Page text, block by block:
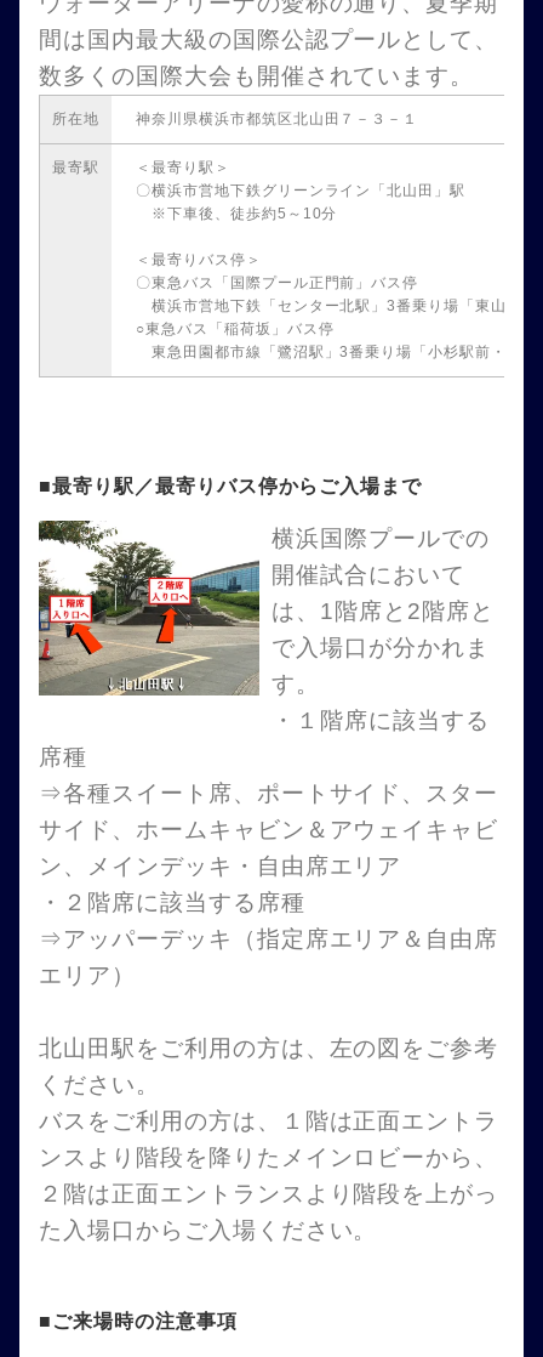
間は国内最大級の国際公認プールとして、
数多くの国際大会も開催されています。
所在地 神奈川県横浜市都筑区北山田７－３－１
最寄駅
＜最寄り駅＞
〇横浜市営地下鉄グリーンライン「北山田」駅
※下車後、徒歩約5～10分
＜最寄りバス停＞
〇東急バス「国際プール正門前」バス停
横浜市営地下鉄「センター北駅」3番乗り場「東山田営
○東急バス「稲荷坂」バス停
東急田園都市線「鷺沼駅」3番乗り場「小杉駅前・新城
■最寄り駅／最寄りバス停からご入場まで
横浜国際プールでの
開催試合において
は、1階席と2階席と
で入場口が分かれま
す。
・１階席に該当する
席種
⇒各種スイート席、ポートサイド、スター
サイド、ホームキャビン＆アウェイキャビ
ン、メインデッキ・自由席エリア
・２階席に該当する席種
⇒アッパーデッキ（指定席エリア＆自由席
エリア）
北山田駅をご利用の方は、左の図をご参考
ください。
バスをご利用の方は、１階は正面エントラ
ンスより階段を降りたメインロビーから、
２階は正面エントランスより階段を上がっ
た入場口からご入場ください。
■ご来場時の注意事項